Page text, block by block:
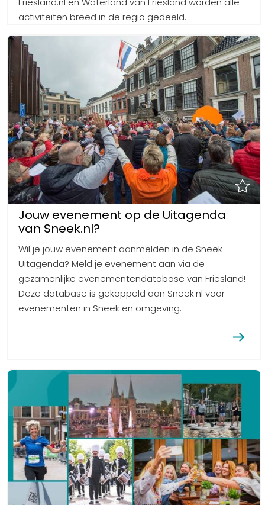
activiteiten breed in de regio gedeeld.
Jouw evenement op de Uitagenda
van Sneek.nl?
Wil je jouw evenement aanmelden in de Sneek
Uitagenda? Meld je evenement aan via de
gezamenlijke evenementendatabase van Friesland!
Deze database is gekoppeld aan Sneek.nl voor
evenementen in Sneek en omgeving.